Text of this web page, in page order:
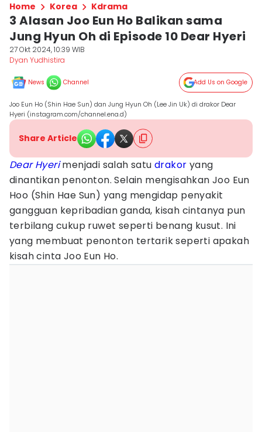
Home Korea Kdrama
3 Alasan Joo Eun Ho Balikan sama
Jung Hyun Oh di Episode 10 Dear Hyeri
27 Okt 2024, 10:39 WIB
Dyan Yudhistira
News Channel Add Us on Google
Joo Eun Ho (Shin Hae Sun) dan Jung Hyun Oh (Lee Jin Uk) di drakor Dear
Hyeri (instagram.com/channel.ena.d)
Share Article
Dear Hyerimenjadi salah satu drakor yang
dinantikan penonton. Selain mengisahkan Joo Eun
Hoo (Shin Hae Sun) yang mengidap penyakit
gangguan kepribadian ganda, kisah cintanya pun
terbilang cukup ruwet seperti benang kusut. Ini
yang membuat penonton tertarik seperti apakah
kisah cinta Joo Eun Ho.